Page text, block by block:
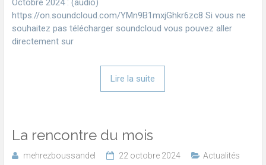
Octobre 2024 : (audio)
https://on.soundcloud.com/YMn9B1mxjGhkr6zc8 Si vous ne
souhaitez pas télécharger soundcloud vous pouvez aller
directement sur
Lire la suite
La rencontre du mois
mehrezboussandel 22 octobre 2024 Actualités